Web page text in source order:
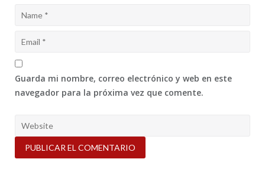
Guarda mi nombre, correo electrónico y web en este
navegador para la próxima vez que comente.